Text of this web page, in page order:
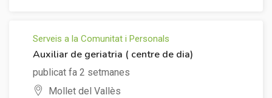
Serveis a la Comunitat i Personals
Auxiliar de geriatria ( centre de dia)
publicat fa 2 setmanes
Mollet del Vallès